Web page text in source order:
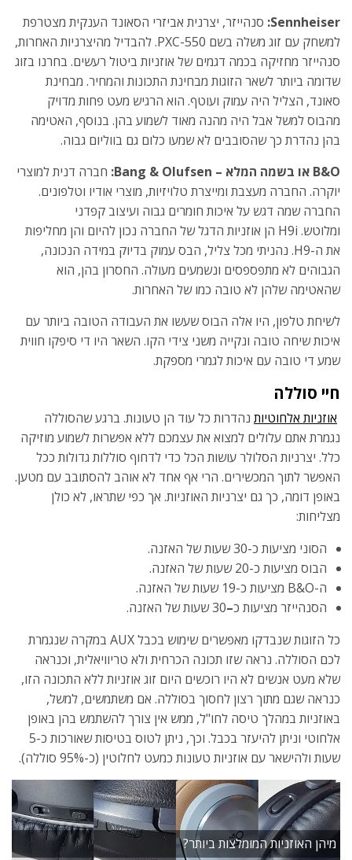
Sennheiser: סנהייזר, יצרנית אביזרי הסאונד הענקית מצטרפת
למשחק עם זוג משלה בשם PXC-550. להבדיל מהיצרניות האחרות,
סנהייזר מחזיקה בכמה דגמים של אוזניות ביטול רעשים. בחרנו בזוג
שדומה ביותר לשאר הזוגות מבחינת התכונות והמחיר. מבחינת
סאונד, הצליל היה עמוק ועוטף. הוא הרגיש מעט פחות מדויק
מהבוס למשל אבל היה מהנה מאוד לשמוע בהן. בנוסף, האטימה
בהן נהדרת כך שהסובבים לא שמעו כלום גם בווליום גבוה.
B&O או בשמה המלא – Bang & Olufsen:
חברה דנית למוצרי
יוקרה. החברה מעצבת ומייצרת טלויזיות, מוצרי אודיו וטלפונים.
החברה שמה דגש על איכות חומרים גבוה ועיצוב קפדני
ומלוטש. H9i הן אוזניות הדגל של החברה נכון להיום והן מחליפות
את ה-H9. נהניתי מכל צליל, הבס עמוק בדיוק במידה הנכונה,
הגבוהים לא מתפספסים ונשמעים מעולה. החסרון בהן, הוא
שהאטימה שלהן לא טובה כמו של האחרות.
לשיחת טלפון, היו אלה הבוס שעשו את העבודה הטובה ביותר עם
איכות שיחה טובה ונקייה משני צידי הקו. השאר היו די סיפקו חווית
שמע די טובה עם איכות לגמרי מספקת.
חיי סוללה
אוזניות אלחוטיות נהדרות כל עוד הן טעונות. ברגע שהסוללה
נגמרת אתם עלולים למצוא את עצמכם ללא אפשרות לשמוע מוזיקה
כלל. יצרניות הסלולר עושות הכל כדי לדחוף סוללות גדולות ככל
האפשר לתוך המכשירים. הרי אף אחד לא אוהב להסתובב עם מטען.
באופן דומה, כך גם יצרניות האוזניות. אך כפי שתראו, לא כולן
מצליחות:
הסוני מציעות כ-30 שעות של האזנה.
הבוס מציעות כ-20 שעות של האזנה.
ה-B&O מציעות כ-19 שעות של האזנה.
הסנהייזר מציעות כ–30 שעות של האזנה.
כל הזוגות שנבדקו מאפשרים שימוש בכבל AUX במקרה שנגמרת
לכם הסוללה. נראה שזו תכונה הכרחית ולא טריוויאלית, וכנראה
שלא מעט אנשים לא היו רוכשים היום זוג אוזניות ללא התכונה הזו,
כנראה שגם מתוך רצון לחסוך בסוללה. אם משתמשים, למשל,
באוזניות במהלך טיסה לחו"ל, ממש אין צורך להשתמש בהן באופן
אלחוטי וניתן להיעזר בכבל. וכך, ניתן לטוס בטיסות שאורכות כ-5
שעות ולהישאר עם אוזניות טעונות כמעט לחלוטין (כ-95% סוללה).
מיהן האוזניות המומלצות ביותר?